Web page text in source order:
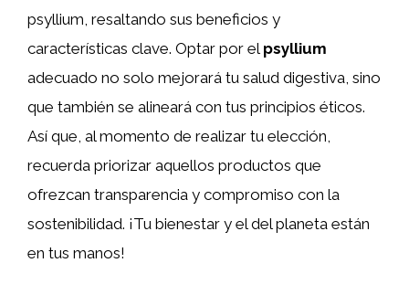
psyllium, resaltando sus beneficios y
características clave. Optar por el psyllium
adecuado no solo mejorará tu salud digestiva, sino
que también se alineará con tus principios éticos.
Así que, al momento de realizar tu elección,
recuerda priorizar aquellos productos que
ofrezcan transparencia y compromiso con la
sostenibilidad. ¡Tu bienestar y el del planeta están
en tus manos!